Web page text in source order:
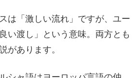
は「激しい流れ」ですが、ユー
い渡し」という意味。両方とも
があります。